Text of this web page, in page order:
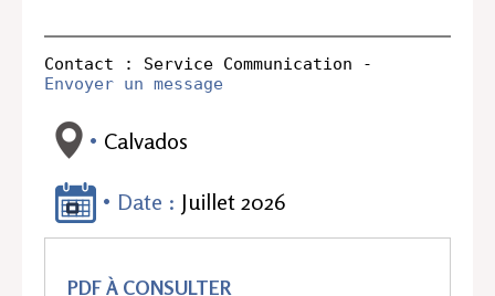
Envoyer un message
Calvados
Date : Juillet 2026
PDF À CONSULTER